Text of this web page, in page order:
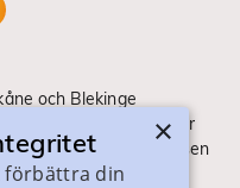
och Blekinge
ser du vilka utbildningar
går till. Webbplatsen
×
förbättra din